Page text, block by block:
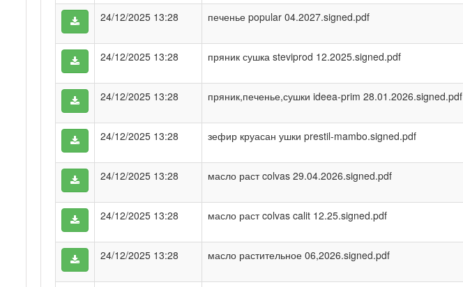
24/12/2025 13:28 печенье popular 04.2027.signed.pdf
24/12/2025 13:28 пряник сушка steviprod 12.2025.signed.pdf
24/12/2025 13:28 пряник,печенье,сушки ideea-prim 28.01.2026.signed.pdf
24/12/2025 13:28 зефир круасан ушки prestil-mambo.signed.pdf
24/12/2025 13:28 масло раст colvas 29.04.2026.signed.pdf
24/12/2025 13:28 масло раст colvas calit 12.25.signed.pdf
24/12/2025 13:28 масло растительное 06,2026.signed.pdf